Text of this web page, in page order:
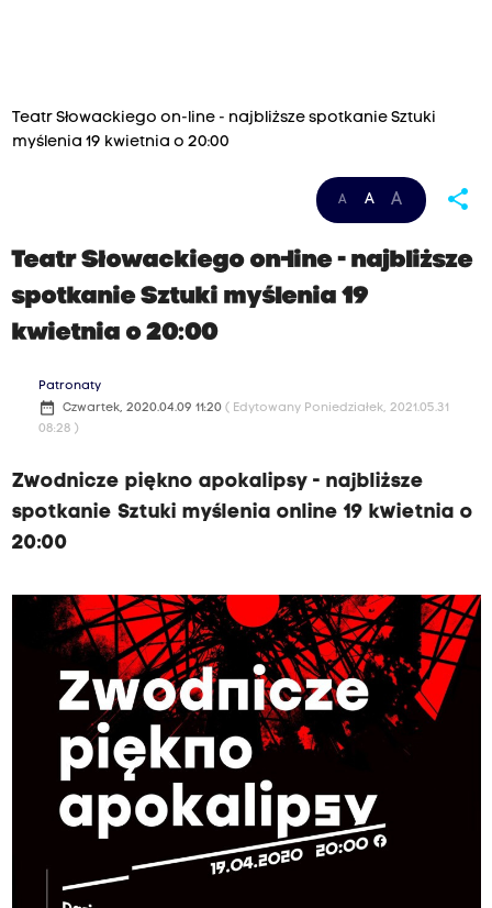
Teatr Słowackiego on-line - najbliższe spotkanie Sztuki
myślenia 19 kwietnia o 20:00
A A A share
Teatr Słowackiego on-line - najbliższe
spotkanie Sztuki myślenia 19
kwietnia o 20:00
Patronaty
date_range Czwartek, 2020.04.09 11:20 ( Edytowany Poniedziałek, 2021.05.31
08:28 )
Zwodnicze piękno apokalipsy - najbliższe
spotkanie Sztuki myślenia online 19 kwietnia o
20:00